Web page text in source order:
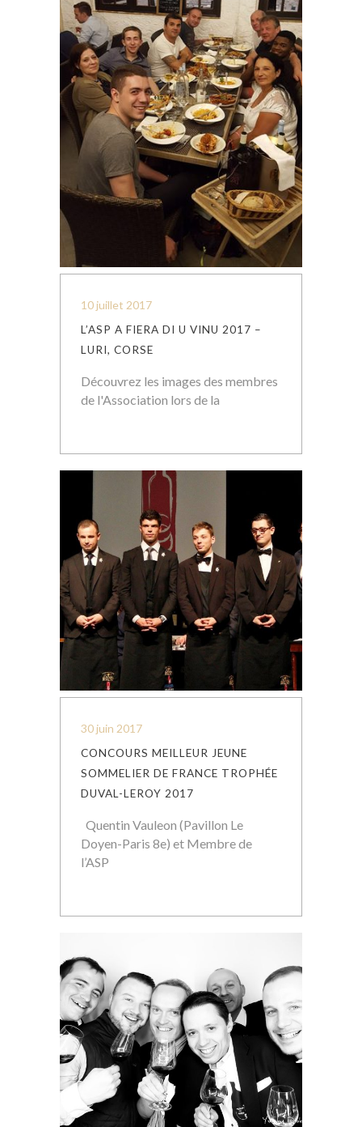
10 juillet 2017
L’ASP A FIERA DI U VINU 2017 –
LURI, CORSE
Découvrez les images des membres
de l'Association lors de la
30 juin 2017
CONCOURS MEILLEUR JEUNE
SOMMELIER DE FRANCE TROPHÉE
DUVAL-LEROY 2017
Quentin Vauleon (Pavillon Le
Doyen-Paris 8e) et Membre de
l’ASP